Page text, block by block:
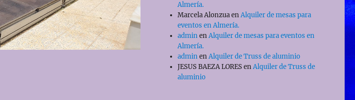
Almería.
Marcela AlonzuaenAlquiler de mesas para
eventos en Almería.
adminenAlquiler de mesas para eventos en
Almería.
adminenAlquiler de Truss de aluminio
JESUS BAEZA LORESenAlquiler de Truss de
aluminio